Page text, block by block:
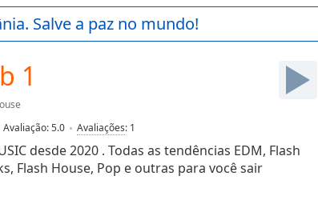
Salve a paz no mundo!
1
Avaliação:5.0 Avaliações: 1
desde 2020 . Todas as tendências EDM, Flash
Flash House, Pop e outras para você sair